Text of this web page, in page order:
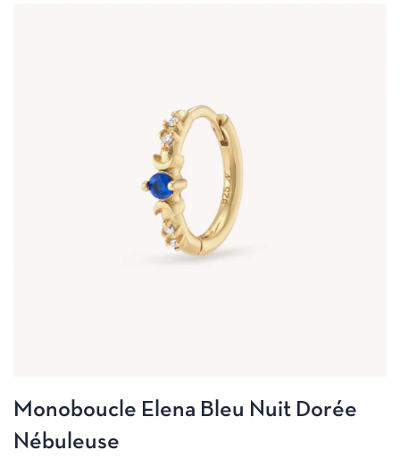
Monoboucle Elena Bleu Nuit Dorée
Nébuleuse